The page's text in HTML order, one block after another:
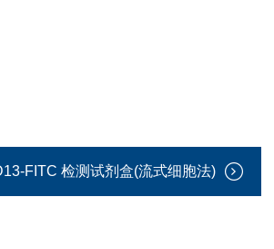
FITC 检测试剂盒(流式细胞法)